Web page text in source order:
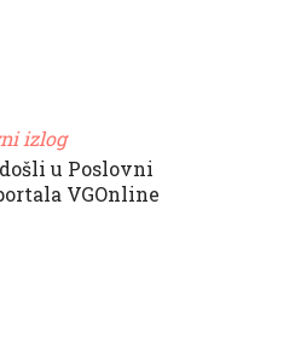
izlog
u Poslovni
VGOnline